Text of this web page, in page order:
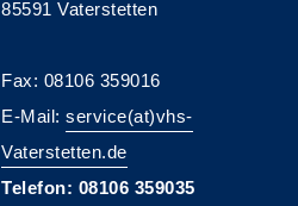
85591 Vaterstetten
Fax: 08106 359016
E-Mail: service(at)vhs-
Vaterstetten.de
Telefon: 08106 359035